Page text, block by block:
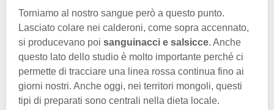
Torniamo al nostro sangue però a questo punto.
Lasciato colare nei calderoni, come sopra accennato,
si producevano poi sanguinacci e salsicce. Anche
questo lato dello studio è molto importante perché ci
permette di tracciare una linea rossa continua fino ai
giorni nostri. Anche oggi, nei territori mongoli, questi
tipi di preparati sono centrali nella dieta locale.